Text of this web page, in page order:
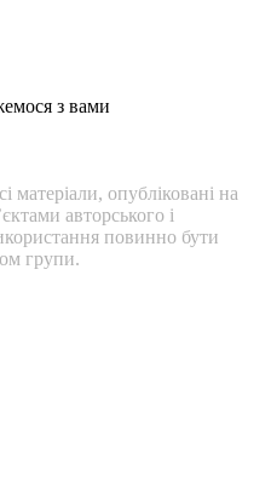
з вами
матеріали, опубліковані на
авторського і
повинно бути
групи.